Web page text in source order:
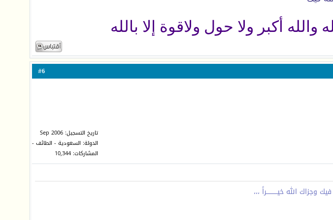
والله أكبر ولا حول ولاقوة إلا بالله
6
تاريخ التسجيل: Sep 2006
الدولة: السعودية - الطائف -
المشاركات: 10,344
الله خيـــــــــــراً ،،،